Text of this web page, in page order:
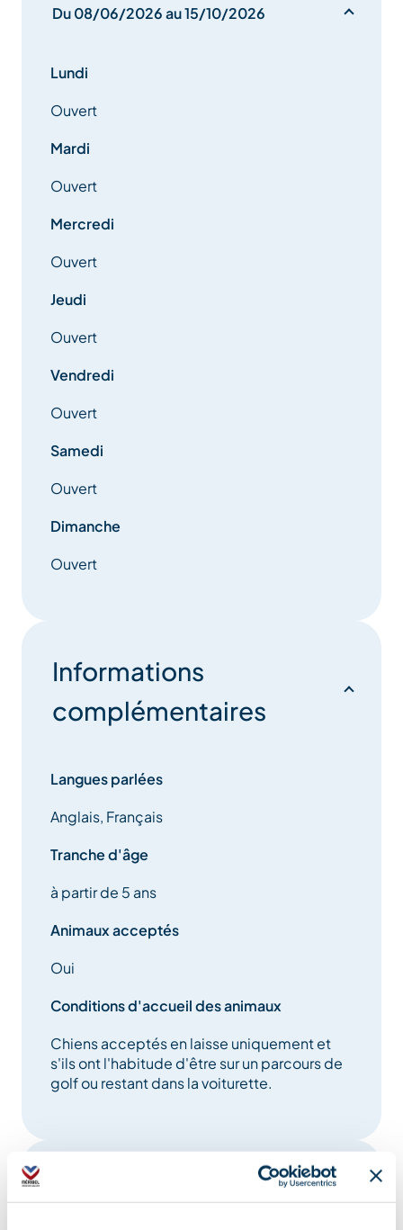
Du 08/06/2026 au 15/10/2026
Lundi
Ouvert
Mardi
Ouvert
Mercredi
Ouvert
Jeudi
Ouvert
Vendredi
Ouvert
Samedi
Ouvert
Dimanche
Ouvert
Informations
complémentaires
Langues parlées
Anglais, Français
Tranche d'âge
à partir de 5 ans
Animaux acceptés
Oui
Conditions d'accueil des animaux
Chiens acceptés en laisse uniquement et
s'ils ont l'habitude d'être sur un parcours de
golf ou restant dans la voiturette.